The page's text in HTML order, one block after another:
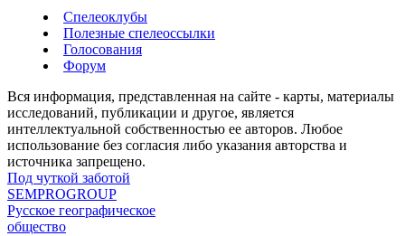
Спелеоклубы
Полезные спелеоссылки
Голосования
Форум
Вся информация, представленная на сайте - карты, материалы
исследований, публикации и другое, является
интеллектуальной собственностью ее авторов. Любое
использование без согласия либо указания авторства и
источника запрещено.
Под чуткой заботой
SEMPROGROUP
Русское географическое
общество